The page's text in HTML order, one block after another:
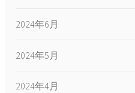
2024年6月
2024年5月
2024年4月